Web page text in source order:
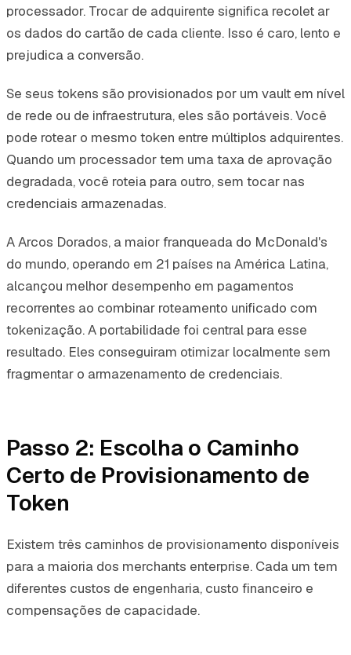
processador. Trocar de adquirente significa recolet ar
os dados do cartão de cada cliente. Isso é caro, lento e
prejudica a conversão.
Se seus tokens são provisionados por um vault em nível
de rede ou de infraestrutura, eles são portáveis. Você
pode rotear o mesmo token entre múltiplos adquirentes.
Quando um processador tem uma taxa de aprovação
degradada, você roteia para outro, sem tocar nas
credenciais armazenadas.
A Arcos Dorados, a maior franqueada do McDonald's
do mundo, operando em 21 países na América Latina,
alcançou melhor desempenho em pagamentos
recorrentes ao combinar roteamento unificado com
tokenização. A portabilidade foi central para esse
resultado. Eles conseguiram otimizar localmente sem
fragmentar o armazenamento de credenciais.
Passo 2: Escolha o Caminho
Certo de Provisionamento de
Token
Existem três caminhos de provisionamento disponíveis
para a maioria dos merchants enterprise. Cada um tem
diferentes custos de engenharia, custo financeiro e
compensações de capacidade.